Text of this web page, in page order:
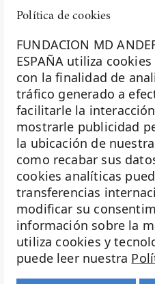
Política de cookies
FUNDACION MD
ESPAÑA utiliza
con la finalidad de
tráfico generado a
facilitarle la
mostrarle publicidad
la ubicación de
como recabar sus
cookies analíticas
transferencias
modificar su
información sobre la
utiliza cookies y
puede leer nuestra
La Fundación MD
miembro de la